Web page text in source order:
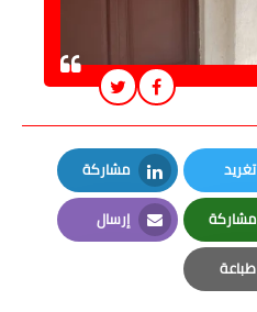
تغريد
Twitter
مشاركة
LinkedIn
مشاركة
Whatsapp
إرسال
Email
طباعة
Print